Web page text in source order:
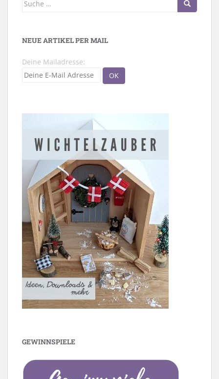
NEUE ARTIKEL PER MAIL
Deine Mailadresse:
GEWINNSPIELE